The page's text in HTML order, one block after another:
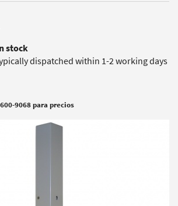
stock
dispatched within 1-2 working days
9068 para precios